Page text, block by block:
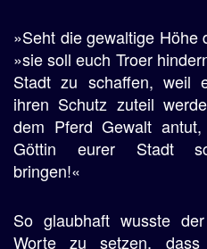
»Seht die gewaltige Höhe
»sie soll euch Troer
Stadt zu schaffen, weil
ihren Schutz zuteil
dem Pferd Gewalt
Göttin eurer Stadt
bringen!«
So glaubhaft wusste
Worte zu setzen,